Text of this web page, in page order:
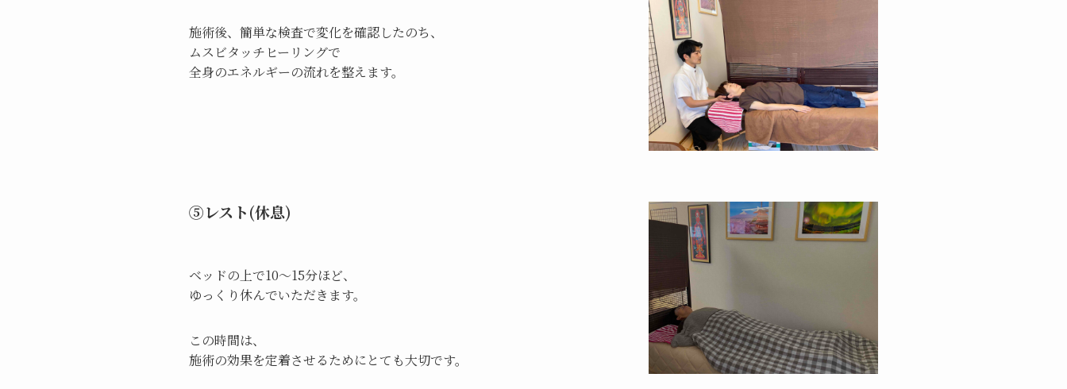
施術後、簡単な検査で変化を確認したのち、
ムスビタッチヒーリングで
全身のエネルギーの流れを整えます。
⑤レスト(休息)
ベッドの上で10〜15分ほど、
ゆっくり休んでいただきます。
この時間は、
施術の効果を定着させるためにとても大切です。